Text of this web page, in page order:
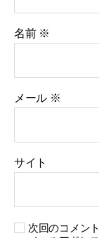
名前 ※
メール ※
サイト
次回のコメン